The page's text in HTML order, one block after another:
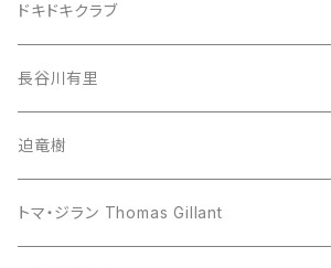
ドキドキクラブ
長谷川有里
迫竜樹
トマ・ジラン Thomas Gillant